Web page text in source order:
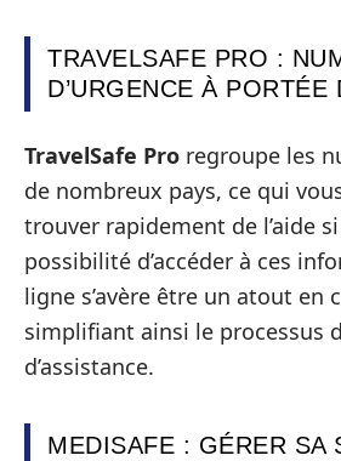
TRAVELSAFE PRO :
D’URGENCE À PORTÉE
TravelSafe Pro regroupe les
de nombreux pays, ce qui
trouver rapidement de l’aide
possibilité d’accéder à ces
ligne s’avère être un atout en
simplifiant ainsi le processus
d’assistance.
MEDISAFE : GÉRER SA